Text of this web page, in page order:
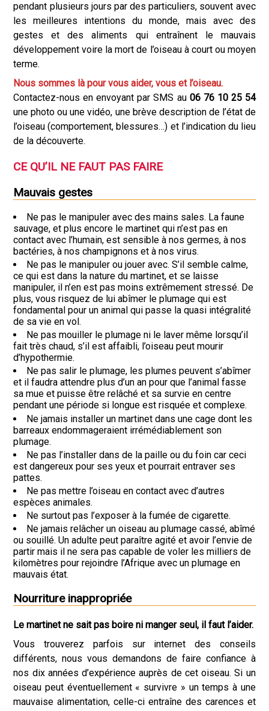
pendant plusieurs jours par des particuliers, souvent avec
les meilleures intentions du monde, mais avec des
gestes et des aliments qui entraînent le mauvais
développement voire la mort de l’oiseau à court ou moyen
terme.
Nous sommes là pour vous aider, vous et l’oiseau.
Contactez-nous en envoyant par SMS au 06 76 10 25 54
une photo ou une vidéo, une brève description de l’état de
l’oiseau (comportement, blessures…) et l’indication du lieu
de la découverte.
CE QU’IL NE FAUT PAS FAIRE
Mauvais gestes
Ne pas le manipuler avec des mains sales. La faune
sauvage, et plus encore le martinet qui n’est pas en
contact avec l’humain, est sensible à nos germes, à nos
bactéries, à nos champignons et à nos virus.
Ne pas le manipuler ou jouer avec. S’il semble calme,
ce qui est dans la nature du martinet, et se laisse
manipuler, il n’en est pas moins extrêmement stressé. De
plus, vous risquez de lui abîmer le plumage qui est
fondamental pour un animal qui passe la quasi intégralité
de sa vie en vol.
Ne pas mouiller le plumage ni le laver même lorsqu’il
fait très chaud, s’il est affaibli, l’oiseau peut mourir
d’hypothermie.
Ne pas salir le plumage, les plumes peuvent s’abîmer
et il faudra attendre plus d’un an pour que l’animal fasse
sa mue et puisse être relâché et sa survie en centre
pendant une période si longue est risquée et complexe.
Ne jamais installer un martinet dans une cage dont les
barreaux endommageraient irrémédiablement son
plumage.
Ne pas l’installer dans de la paille ou du foin car ceci
est dangereux pour ses yeux et pourrait entraver ses
pattes.
Ne pas mettre l’oiseau en contact avec d’autres
espèces animales.
Ne surtout pas l’exposer à la fumée de cigarette.
Ne jamais relâcher un oiseau au plumage cassé, abîmé
ou souillé. Un adulte peut paraître agité et avoir l’envie de
partir mais il ne sera pas capable de voler les milliers de
kilomètres pour rejoindre l’Afrique avec un plumage en
mauvais état.
Nourriture inappropriée
Le martinet ne sait pas boire ni manger seul, il faut l’aider.
Vous trouverez parfois sur internet des conseils
différents, nous vous demandons de faire confiance à
nos dix années d’expérience auprès de cet oiseau. Si un
oiseau peut éventuellement « survivre » un temps à une
mauvaise alimentation, celle-ci entraîne des carences et